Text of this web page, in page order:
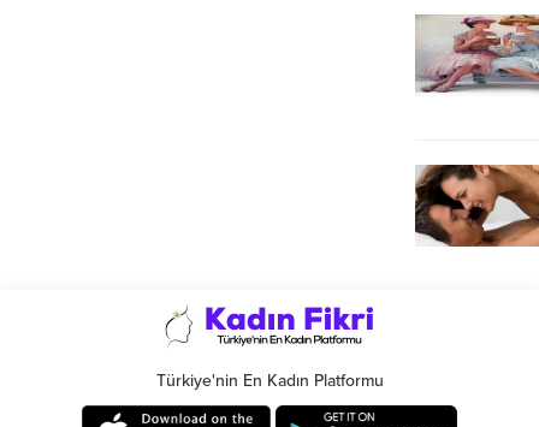
Türkiye'nin En Kadın Platformu